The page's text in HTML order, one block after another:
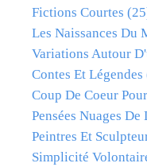
Fictions Courtes
Les Naissances Du
Variations Autour
Contes Et Légendes
Coup De Coeur
Pensées Nuages De
Peintres Et
Simplicité